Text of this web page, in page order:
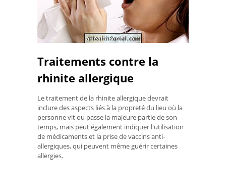
Traitements contre la
rhinite allergique
Le traitement de la rhinite allergique devrait
inclure des aspects liés à la propreté du lieu où la
personne vit ou passe la majeure partie de son
temps, mais peut également indiquer l'utilisation
de médicaments et la prise de vaccins anti-
allergiques, qui peuvent même guérir certaines
allergies.